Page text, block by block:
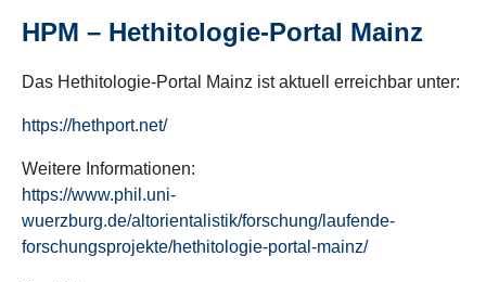
HPM – Hethitologie-Portal Mainz
Das Hethitologie-Portal Mainz ist aktuell erreichbar unter:
https://hethport.net/
Weitere Informationen:
https://www.phil.uni-
wuerzburg.de/altorientalistik/forschung/laufende-
forschungsprojekte/hethitologie-portal-mainz/